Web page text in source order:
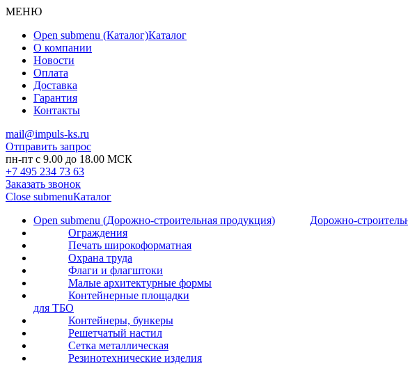
МЕНЮ
Open submenu (Каталог)Каталог
О компании
Новости
Оплата
Доставка
Гарантия
Контакты
mail@impuls-ks.ru
Отправить запрос
пн-пт с 9.00 до 18.00 МСК
+7 495 234 73 63
Заказать звонок
Close submenuКаталог
Open submenu (Дорожно-строительная продукция)
Дорожно-
Ограждения
Печать широкоформатная
Охрана труда
Флаги и флагштоки
Малые архитектурные формы
Контейнерные площадки
для ТБО
Контейнеры, бункеры
Решетчатый настил
Сетка металлическая
Резинотехнические изделия